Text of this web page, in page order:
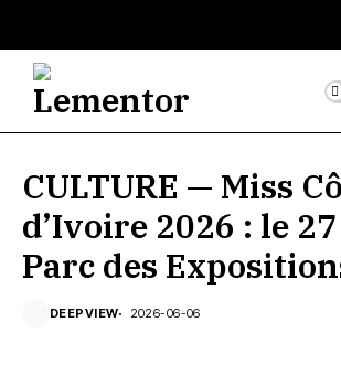
CULTURE — Miss
d’Ivoire 2026 : le
Parc des
DEEPVIEW 2026-06-06